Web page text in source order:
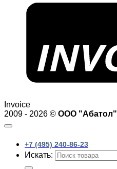
Invoice
2009 - 2026 © ООО "Абатол"
+7 (495) 240-86-23
Искать: